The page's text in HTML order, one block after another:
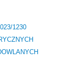
1230